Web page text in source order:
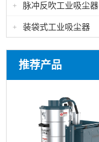
+ 脉冲反吹工业吸尘器
+ 装袋式工业吸尘器
推荐产品